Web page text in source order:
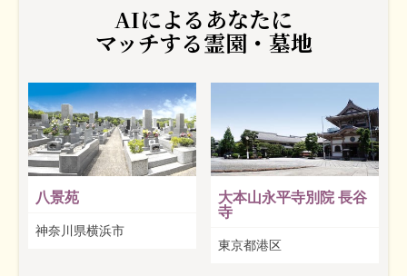
AIによるあなたに
マッチする霊園・墓地
八景苑
神奈川県横浜市
大本山永平寺別院 長谷
寺
東京都港区